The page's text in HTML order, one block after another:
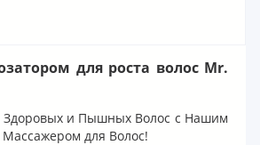
для роста волос Mr.
Здоровых и Пышных Волос с Нашим
для Волос!